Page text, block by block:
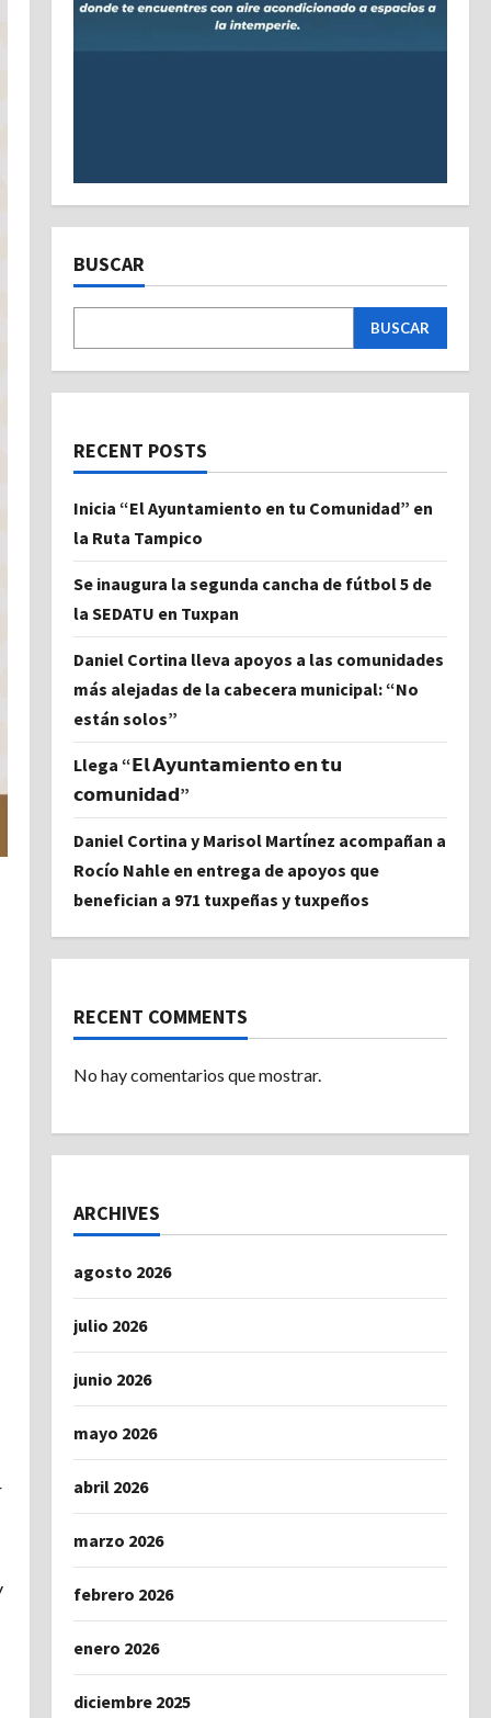
BUSCAR
BUSCAR
RECENT POSTS
Inicia “El Ayuntamiento en tu Comunidad” en
la Ruta Tampico
Se inaugura la segunda cancha de fútbol 5 de
la SEDATU en Tuxpan
Daniel Cortina lleva apoyos a las comunidades
más alejadas de la cabecera municipal: “No
están solos”
Llega “𝗘𝗹 𝗔𝘆𝘂𝗻𝘁𝗮𝗺𝗶𝗲𝗻𝘁𝗼 𝗲𝗻 𝘁𝘂
𝗰𝗼𝗺𝘂𝗻𝗶𝗱𝗮𝗱”
Daniel Cortina y Marisol Martínez acompañan a
Rocío Nahle en entrega de apoyos que
benefician a 971 tuxpeñas y tuxpeños
RECENT COMMENTS
No hay comentarios que mostrar.
ARCHIVES
agosto 2026
julio 2026
junio 2026
mayo 2026
abril 2026
marzo 2026
febrero 2026
enero 2026
diciembre 2025